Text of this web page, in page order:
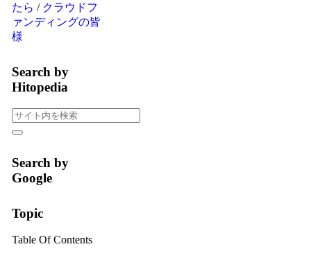
たら / クラウドフ
ァンディングの皆
様
Search by
Hitopedia
Search by
Google
Topic
Table Of Contents